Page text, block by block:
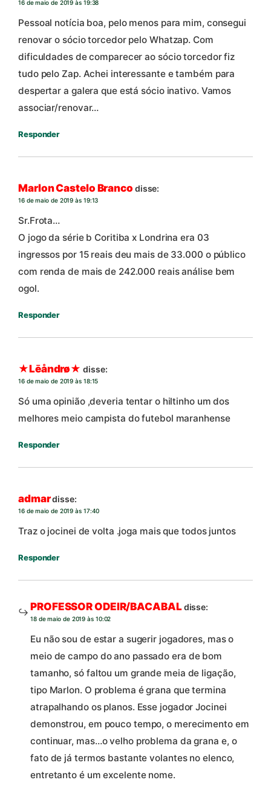
16 de maio de 2019 às 19:38
Pessoal notícia boa, pelo menos para mim, consegui
renovar o sócio torcedor pelo Whatzap. Com
dificuldades de comparecer ao sócio torcedor fiz
tudo pelo Zap. Achei interessante e também para
despertar a galera que está sócio inativo. Vamos
associar/renovar…
Responder
Marlon Castelo Branco disse:
16 de maio de 2019 às 19:13
Sr.Frota…
O jogo da série b Coritiba x Londrina era 03
ingressos por 15 reais deu mais de 33.000 o público
com renda de mais de 242.000 reais análise bem
ogol.
Responder
★Lēåndrø★ disse:
16 de maio de 2019 às 18:15
Só uma opinião ,deveria tentar o hiltinho um dos
melhores meio campista do futebol maranhense
Responder
admardisse:
16 de maio de 2019 às 17:40
Traz o jocinei de volta .joga mais que todos juntos
Responder
PROFESSOR ODEIR/BACABALdisse:
18 de maio de 2019 às 10:02
Eu não sou de estar a sugerir jogadores, mas o
meio de campo do ano passado era de bom
tamanho, só faltou um grande meia de ligação,
tipo Marlon. O problema é grana que termina
atrapalhando os planos. Esse jogador Jocinei
demonstrou, em pouco tempo, o merecimento em
continuar, mas…o velho problema da grana e, o
fato de já termos bastante volantes no elenco,
entretanto é um excelente nome.